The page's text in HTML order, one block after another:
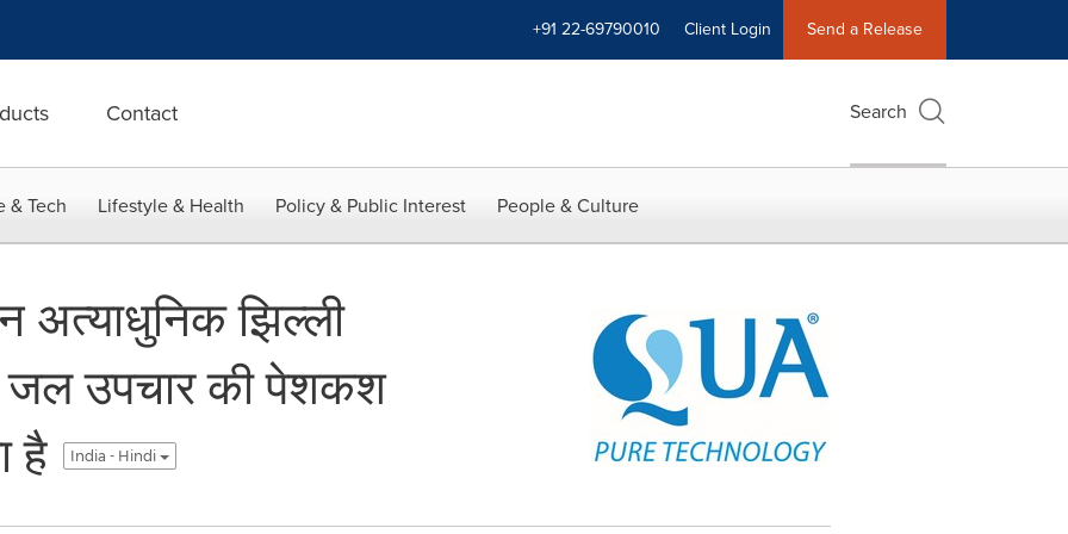
+91 22-69790010 Client Login Send a Release
Contact Search
& Tech Lifestyle & Health Policy & Public Interest People & Culture
अत्याधुनिक झिल्ली
जल उपचार की पेशकश
है
India - Hindi